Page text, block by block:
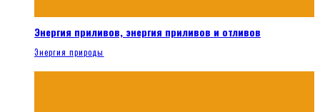
Энергия приливов, энергия приливов и отливов
Энергия природы